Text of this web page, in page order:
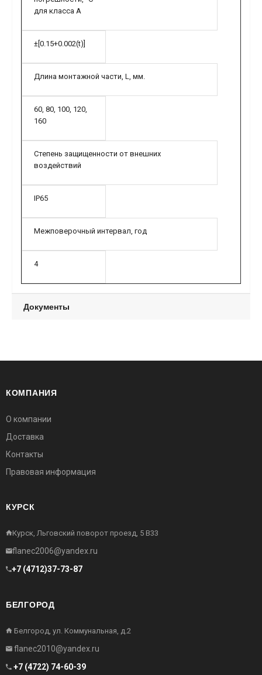
для класса А
±[0.15+0.002(t)]
Длина монтажной части, L, мм.
60, 80, 100, 120,
160
Степень защищенности от внешних
воздействий
IP65
Межповерочный интервал, год
4
Документы
КОМПАНИЯ
О компании
Доставка
Контакты
Правовая информация
КУРСК
Курск, Льговский поворот проезд, 5 В33
flanec2006@yandex.ru
+7 (4712)37-73-87
БЕЛГОРОД
Белгород, ул. Коммунальная, д.2
flanec2010@yandex.ru
+7 (4722) 74-60-39